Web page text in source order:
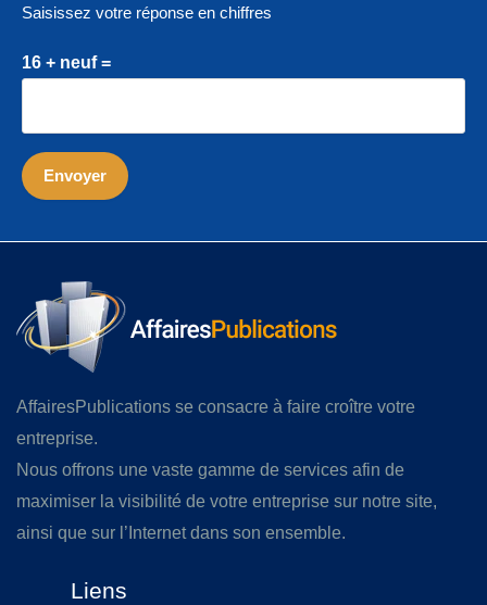
Saisissez votre réponse en chiffres
16 + neuf =
AffairesPublications se consacre à faire croître votre
entreprise.
Nous offrons une vaste gamme de services afin de
maximiser la visibilité de votre entreprise sur notre site,
ainsi que sur l’Internet dans son ensemble.
Liens